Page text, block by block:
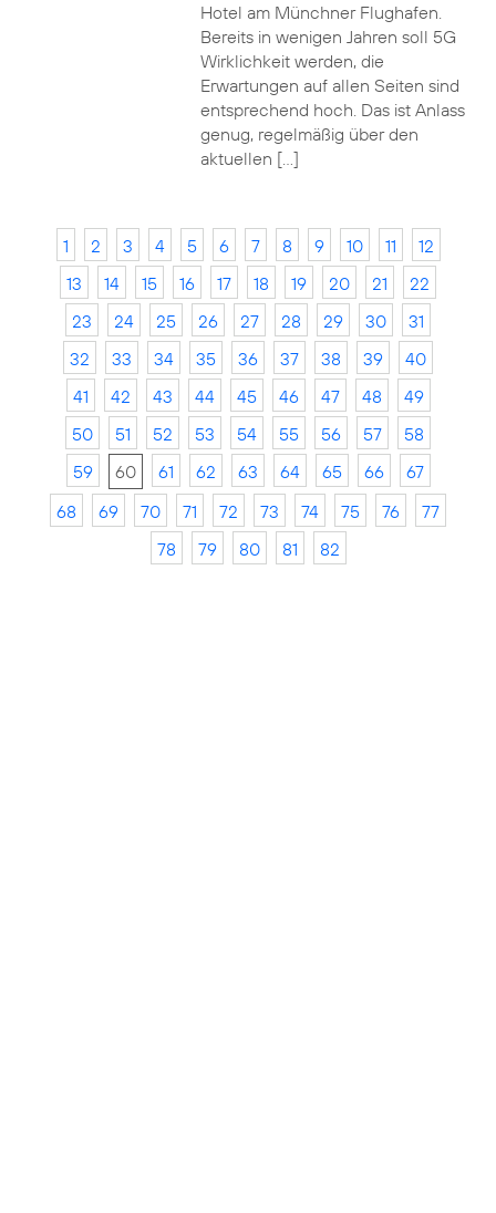
Hotel am Münchner Flughafen.
Bereits in wenigen Jahren soll 5G
Wirklichkeit werden, die
Erwartungen auf allen Seiten sind
entsprechend hoch. Das ist Anlass
genug, regelmäßig über den
aktuellen […]
1 2 3 4 5 6 7 8 9 10 11
12
13
14 15 16 17 18 19 20 21
22
23
24 25 26 27 28 29 30
31
32
33 34 35 36 37 38 39
40
41
42 43 44 45 46 47 48
49
50
51 52 53 54 55 56 57
58
59
60 61 62 63 64 65 66
67
68
69 70 71 72 73 74 75 76
77
78
79 80 81 82